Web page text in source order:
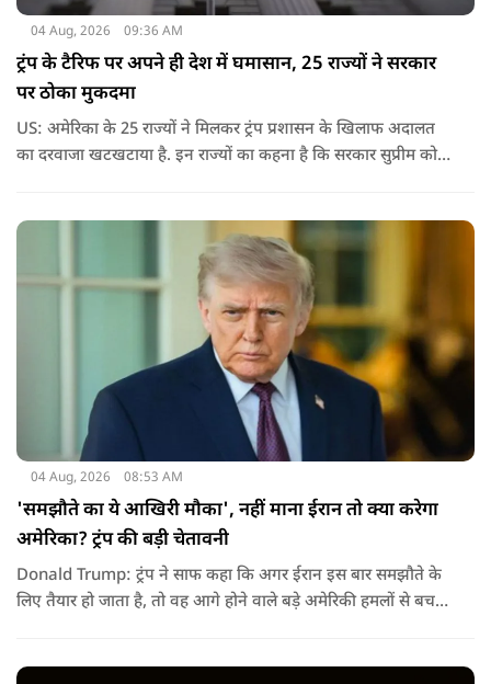
04 Aug, 2026 09:36 AM
ट्रंप के टैरिफ पर अपने ही देश में घमासान, 25 राज्यों ने सरकार
पर ठोका मुकदमा
US: अमेरिका के 25 राज्यों ने मिलकर ट्रंप प्रशासन के खिलाफ अदालत
का दरवाजा खटखटाया है. इन राज्यों का कहना है कि सरकार सुप्रीम कोर्ट
04 Aug, 2026 08:53 AM
'समझौते का ये आखिरी मौका', नहीं माना ईरान तो क्या करेगा
अमेरिका? ट्रंप की बड़ी चेतावनी
Donald Trump: ट्रंप ने साफ कहा कि अगर ईरान इस बार समझौते के
लिए तैयार हो जाता है, तो वह आगे होने वाले बड़े अमेरिकी हमलों से बच